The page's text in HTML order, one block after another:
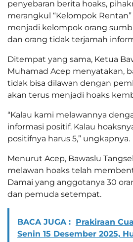
penyebaran berita hoaks,
merangkul “Kelompok
menjadi kelompok orang
dan orang tidak terjamah
Ditempat yang sama, Ketua
Muhamad Acep menyatakan,
tidak bisa dilawan dengan
akan terus menjadi hoaks
“Kalau kami melawannya
informasi positif. Kalau
positifnya harus 5,” ungkapnya.
Menurut Acep, Bawaslu
melawan hoaks telah
Damai yang anggotanya 30
dan pemuda setempat.
BACA JUGA : Prakiraan
Senin 15 Desember 2025,